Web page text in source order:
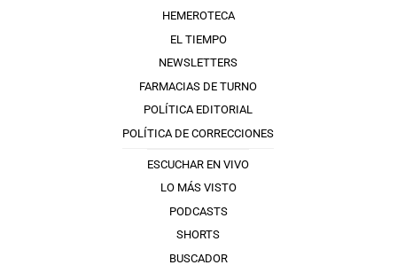
HEMEROTECA
EL TIEMPO
NEWSLETTERS
FARMACIAS DE TURNO
POLÍTICA EDITORIAL
POLÍTICA DE CORRECCIONES
ESCUCHAR EN VIVO
LO MÁS VISTO
PODCASTS
SHORTS
BUSCADOR